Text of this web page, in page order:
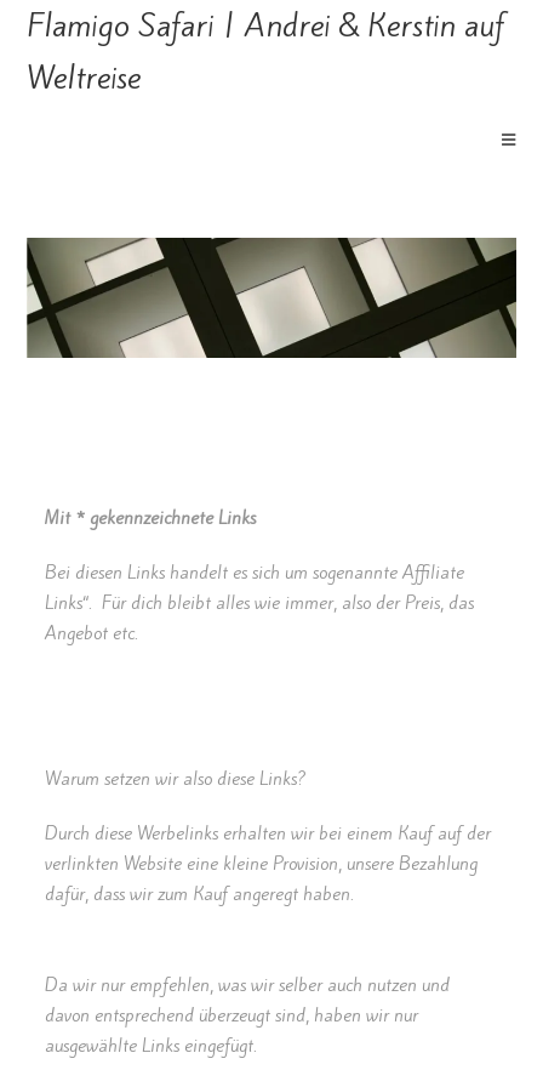
Flamigo Safari | Andrei & Kerstin auf
Weltreise
Mit * gekennzeichnete Links
Bei diesen Links handelt es sich um sogenannte Affiliate
Links“. Für dich bleibt alles wie immer, also der Preis, das
Angebot etc.
Warum setzen wir also diese Links?
Durch diese Werbelinks erhalten wir bei einem Kauf auf der
verlinkten Website eine kleine Provision, unsere Bezahlung
dafür, dass wir zum Kauf angeregt haben.
Da wir nur empfehlen, was wir selber auch nutzen und
davon entsprechend überzeugt sind, haben wir nur
ausgewählte Links eingefügt.